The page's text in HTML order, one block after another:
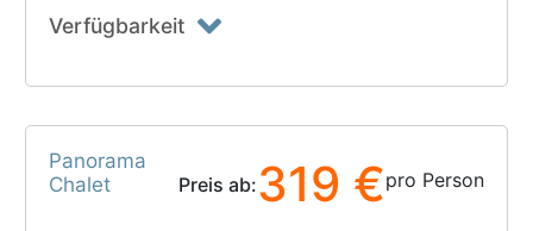
Verfügbarkeit
Panorama
Chalet
Preis ab:319 €pro Person